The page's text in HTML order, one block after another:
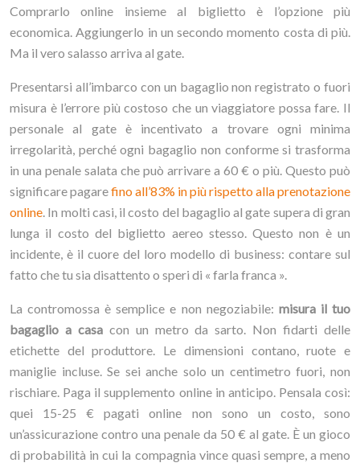
Comprarlo online insieme al biglietto è l’opzione più
economica. Aggiungerlo in un secondo momento costa di più.
Ma il vero salasso arriva al gate.
Presentarsi all’imbarco con un bagaglio non registrato o fuori
misura è l’errore più costoso che un viaggiatore possa fare. Il
personale al gate è incentivato a trovare ogni minima
irregolarità, perché ogni bagaglio non conforme si trasforma
in una penale salata che può arrivare a 60 € o più. Questo può
significare pagarefino all’83% in più rispetto alla prenotazione
online. In molti casi, il costo del bagaglio al gate supera di gran
lunga il costo del biglietto aereo stesso. Questo non è un
incidente, è il cuore del loro modello di business: contare sul
fatto che tu sia disattento o speri di « farla franca ».
La contromossa è semplice e non negoziabile: misura il tuo
bagaglio a casacon un metro da sarto. Non fidarti delle
etichette del produttore. Le dimensioni contano, ruote e
maniglie incluse. Se sei anche solo un centimetro fuori, non
rischiare. Paga il supplemento online in anticipo. Pensala così:
quei 15-25 € pagati online non sono un costo, sono
un’assicurazione contro una penale da 50 € al gate. È un gioco
di probabilità in cui la compagnia vince quasi sempre, a meno